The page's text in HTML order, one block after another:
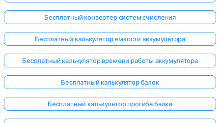
Бесплатный конвертер систем счисления
Бесплатный калькулятор емкости аккумулятора
Бесплатный калькулятор времени работы аккумулятора
Бесплатный калькулятор балок
Бесплатный калькулятор прогиба балки